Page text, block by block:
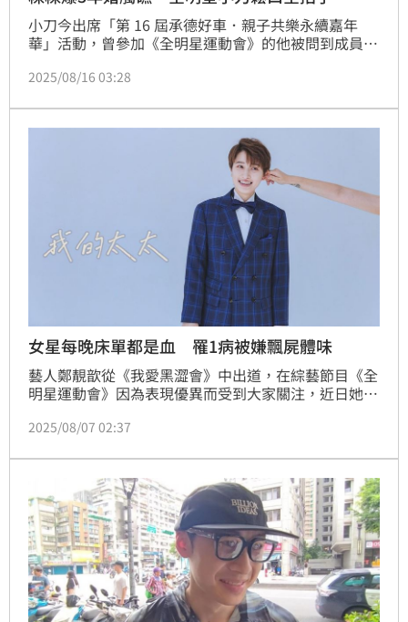
小刀今出席「第 16 屆承德好車．親子共樂永續嘉年
華」活動，曾參加《全明星運動會》的他被問到成員之
同隊，所以沒有太多互動，因此也沒有特別關注這個新
2025/08/16 03:28
女星每晚床單都是血 罹1病被嫌飄屍體味
藝人鄭靚歆從《我愛黑澀會》中出道，在綜藝節目《全
明星運動會》因為表現優異而受到大家關注，近日她分
曾經「整個床單滿是血」，被同學投以異樣眼光「你身
勵。
2025/08/07 02:37